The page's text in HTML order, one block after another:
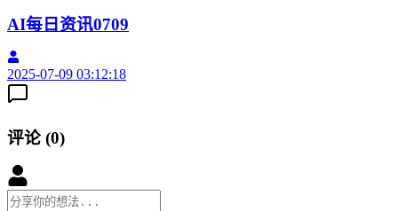
AI每日资讯0709
2025-07-09 03:12:18
评论 (0)